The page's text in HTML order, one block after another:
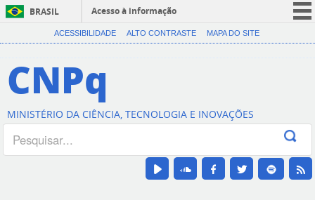
BRASIL
Acesso à informação
CORONAVÍRUS (COVID-19)
Canais
ACESSIBILIDADE ALTO CONTRASTE MAPA DO SITE
CNPq
MINISTÉRIO DA CIÊNCIA, TECNOLOGIA E INOVAÇÕES